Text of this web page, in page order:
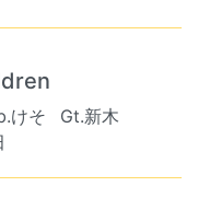
けそ
Gt.新木